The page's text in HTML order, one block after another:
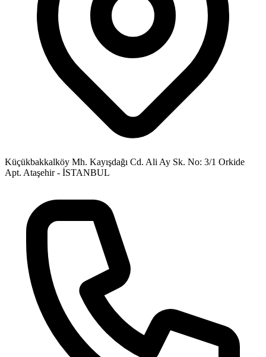
Küçükbakkalköy Mh. Kayışdağı Cd. Ali Ay Sk. No: 3/1 Orkide
Apt. Ataşehir - İSTANBUL